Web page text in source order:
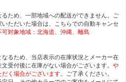
ため、一部地域への配送ができません。ご
ただいた場合は、こちらでの自動キャンセ
可対象地域：北海道、沖縄、離島
るため、当店表示の在庫状況とメーカー在
受付後に在庫がない場合がございます。 や
く場合がございます。 ご了承ください。